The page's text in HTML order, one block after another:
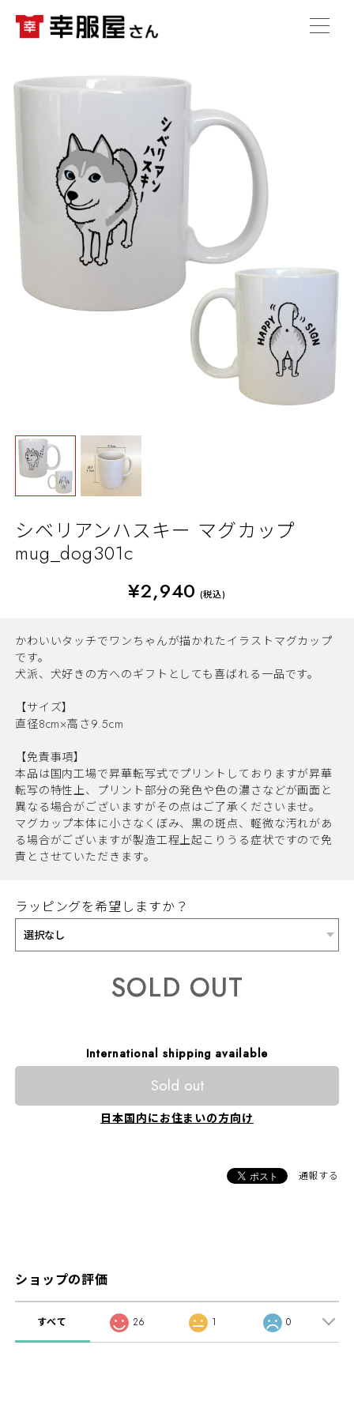
シベリアンハスキー マグカップ
mug_dog301c
¥2,940 (税込)
かわいいタッチでワンちゃんが描かれたイラストマグカップ
です。
犬派、犬好きの方へのギフトとしても喜ばれる一品です。
【サイズ】
直径8cm×高さ9.5cm
【免責事項】
本品は国内工場で昇華転写式でプリントしておりますが昇華
転写の特性上、プリント部分の発色や色の濃さなどが画面と
異なる場合がございますがその点はご了承くださいませ。
マグカップ本体に小さなくぼみ、黒の斑点、軽微な汚れがあ
る場合がございますが製造工程上起こりうる症状ですので免
責とさせていただきます。
ラッピングを希望しますか？
SOLD OUT
International shipping available
Sold out
日本国内にお住まいの方向け
通報する
ショップの評価
すべて 26 1 0